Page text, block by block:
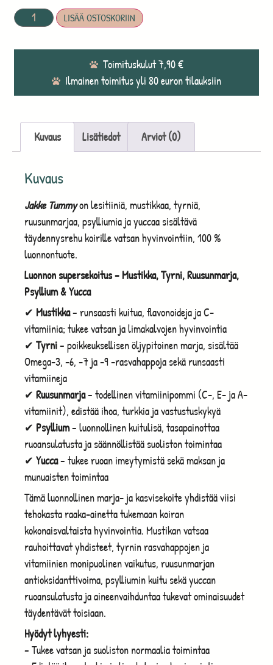
LISÄÄ OSTOSKORIIN
Toimituskulut 7,90 €
Ilmainen toimitus yli 80 euron tilauksiin
Kuvaus Lisätiedot Arviot (0)
Kuvaus
Jakke Tummyon lesitiiniä, mustikkaa, tyrniä,
ruusunmarjaa, psylliumia ja yuccaa sisältävä
täydennysrehu koirille vatsan hyvinvointiin, 100 %
luonnontuote.
Luonnon supersekoitus – Mustikka, Tyrni, Ruusunmarja,
Psyllium & Yucca
✔ Mustikka– runsaasti kuitua, flavonoideja ja C-
vitamiinia; tukee vatsan ja limakalvojen hyvinvointia
✔ Tyrni– poikkeuksellisen öljypitoinen marja, sisältää
Omega-3, -6, -7 ja -9 -rasvahappoja sekä runsaasti
vitamiineja
✔ Ruusunmarja– todellinen vitamiinipommi (C-, E- ja A-
vitamiinit), edistää ihoa, turkkia ja vastustuskykyä
✔ Psyllium– luonnollinen kuitulisä, tasapainottaa
ruoansulatusta ja säännöllistää suoliston toimintaa
✔ Yucca– tukee ruoan imeytymistä sekä maksan ja
munuaisten toimintaa
Tämä luonnollinen marja- ja kasvisekoite yhdistää viisi
tehokasta raaka-ainetta tukemaan koiran
kokonaisvaltaista hyvinvointia. Mustikan vatsaa
rauhoittavat yhdisteet, tyrnin rasvahappojen ja
vitamiinien monipuolinen vaikutus, ruusunmarjan
antioksidanttivoima, psylliumin kuitu sekä yuccan
ruoansulatusta ja aineenvaihduntaa tukevat ominaisuudet
täydentävät toisiaan.
Hyödyt lyhyesti:
– Tukee vatsan ja suoliston normaalia toimintaa